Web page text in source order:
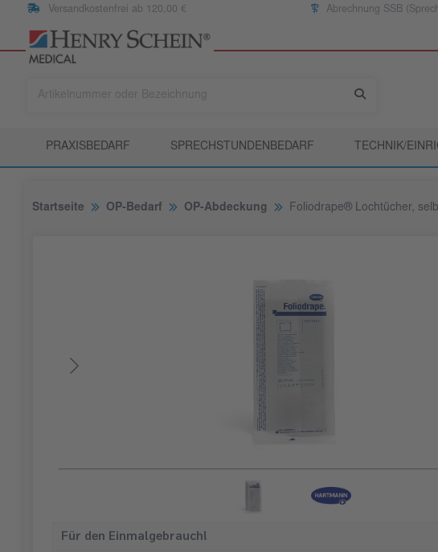
Versandkostenfrei ab 120,00 € Abrechnung SSB
PRAXISBEDARF SPRECHSTUNDENBEDARF TECHNIK/
Startseite OP-Bedarf OP-Abdeckung Foliodrape® Lochtücher,
Für den Einmalgebrauch!